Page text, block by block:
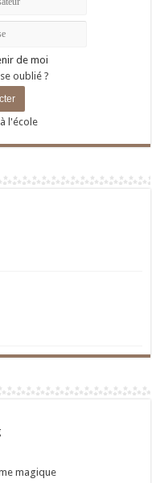
de moi
oublié ?
l'école
magique